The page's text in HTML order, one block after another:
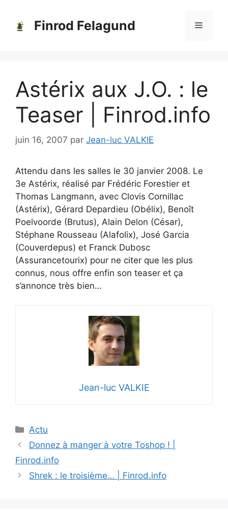
contenu
Finrod Felagund Menu
Astérix aux J.O. : le
Teaser | Finrod.info
juin 16, 2007 par Jean-luc VALKIE
Attendu dans les salles le 30 janvier 2008. Le
3e Astérix, réalisé par Frédéric Forestier et
Thomas Langmann, avec Clovis Cornillac
(Astérix), Gérard Depardieu (Obélix), Benoît
Poelvoorde (Brutus), Alain Delon (César),
Stéphane Rousseau (Alafolix), José Garcia
(Couverdepus) et Franck Dubosc
(Assurancetourix) pour ne citer que les plus
connus, nous offre enfin son teaser et ça
s’annonce très bien…
Jean-luc VALKIE
Catégories
Actu
Donnez à manger à votre Toshop ! |
Finrod.info
Shrek : le troisième… | Finrod.info